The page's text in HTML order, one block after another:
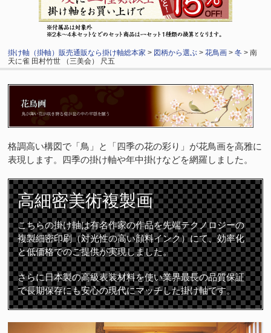
掛け軸（掛軸）販売通販なら掛け軸総本家 > 図柄から選ぶ >花鳥画 >冬 > 南
天に雀 田村竹世 （三美会） 尺五
格調高い構図で「鳥」と「四季の花の彩り」が花鳥画を高雅に
表現します。四季の掛け軸や年中掛けなどを網羅しました。
高細密美術複製画
こちらの掛け軸は有名作家の作品を先端テクノロジーの
複製細密印刷（対光性の高い顔料インク）にて、効率化
と低価格でのご提供が実現しました。
さらに日本製の高級表装材料を使い業界最長の品質保証
で長期保存にも安心の現代にマッチした掛け軸です。